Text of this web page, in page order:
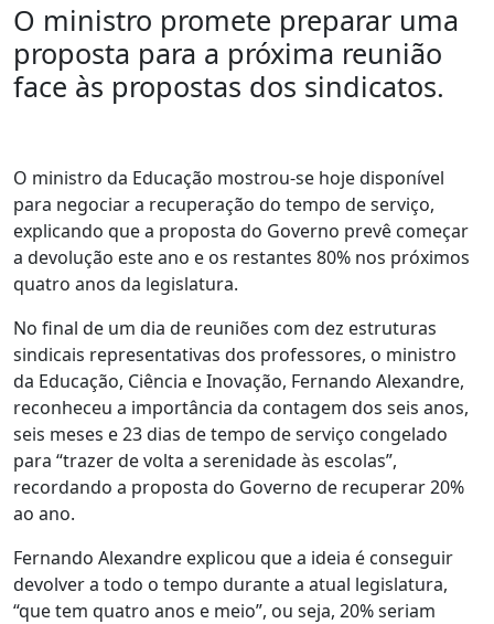
O ministro promete preparar uma
proposta para a próxima reunião
face às propostas dos sindicatos.
O ministro da Educação mostrou-se hoje disponível
para negociar a recuperação do tempo de serviço,
explicando que a proposta do Governo prevê começar
a devolução este ano e os restantes 80% nos próximos
quatro anos da legislatura.
No final de um dia de reuniões com dez estruturas
sindicais representativas dos professores, o ministro
da Educação, Ciência e Inovação, Fernando Alexandre,
reconheceu a importância da contagem dos seis anos,
seis meses e 23 dias de tempo de serviço congelado
para “trazer de volta a serenidade às escolas”,
recordando a proposta do Governo de recuperar 20%
ao ano.
Fernando Alexandre explicou que a ideia é conseguir
devolver a todo o tempo durante a atual legislatura,
“que tem quatro anos e meio”, ou seja, 20% seriam